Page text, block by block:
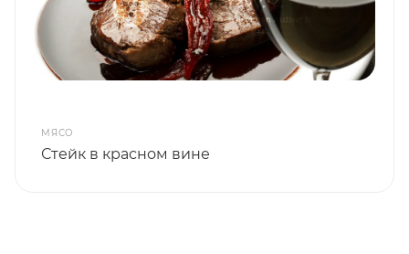
МЯСО
Стейк в красном вине